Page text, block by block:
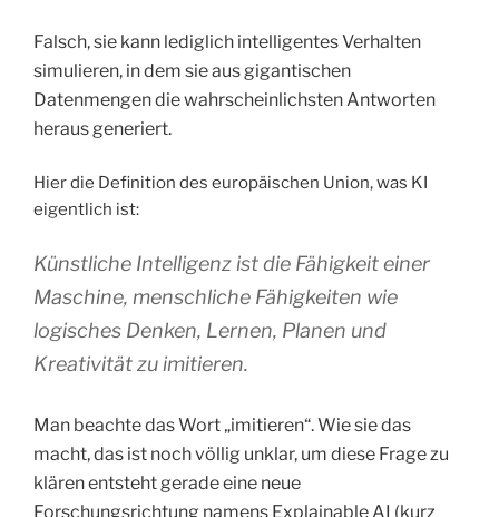
Falsch, sie kann lediglich intelligentes Verhalten
simulieren, in dem sie aus gigantischen
Datenmengen die wahrscheinlichsten Antworten
heraus generiert.
Hier die Definition des europäischen Union, was KI
eigentlich ist:
Künstliche Intelligenz ist die Fähigkeit einer
Maschine, menschliche Fähigkeiten wie
logisches Denken, Lernen, Planen und
Kreativität zu imitieren.
Man beachte das Wort „imitieren“. Wie sie das
macht, das ist noch völlig unklar, um diese Frage zu
klären entsteht gerade eine neue
Forschungsrichtung namens Explainable AI (kurz